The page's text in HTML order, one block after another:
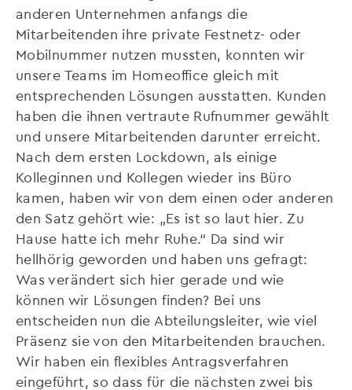
anderen Unternehmen anfangs die
Mitarbeitenden ihre private Festnetz- oder
Mobilnummer nutzen mussten, konnten wir
unsere Teams im Homeoffice gleich mit
entsprechenden Lösungen ausstatten. Kunden
haben die ihnen vertraute Rufnummer gewählt
und unsere Mitarbeitenden darunter erreicht.
Nach dem ersten Lockdown, als einige
Kolleginnen und Kollegen wieder ins Büro
kamen, haben wir von dem einen oder anderen
den Satz gehört wie: „Es ist so laut hier. Zu
Hause hatte ich mehr Ruhe.“ Da sind wir
hellhörig geworden und haben uns gefragt:
Was verändert sich hier gerade und wie
können wir Lösungen finden? Bei uns
entscheiden nun die Abteilungsleiter, wie viel
Präsenz sie von den Mitarbeitenden brauchen.
Wir haben ein flexibles Antragsverfahren
eingeführt, so dass für die nächsten zwei bis